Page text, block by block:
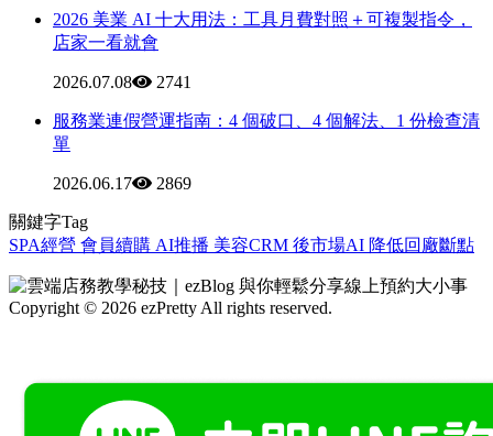
2026 美業 AI 十大用法：工具月費對照＋可複製指令，
店家一看就會
2026.07.08 2741
服務業連假營運指南：4 個破口、4 個解法、1 份檢查清
單
2026.06.17 2869
關鍵字Tag
SPA經營 會員續購 AI推播 美容CRM 後市場AI 降低回廠斷點
Copyright © 2026 ezPretty All rights reserved.